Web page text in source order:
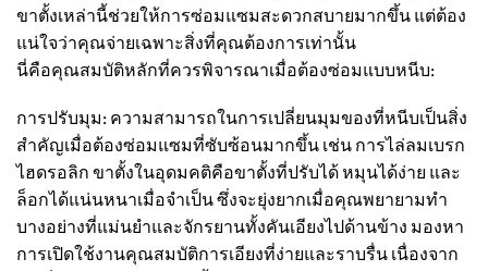
ขาตั้งเหล่านี้ช่วยให้การซ่อมแซมสะดวกสบายมากขึ้น แต่ต้อง
แน่ใจว่าคุณจ่ายเฉพาะสิ่งที่คุณต้องการเท่านั้น
นี่คือคุณสมบัติหลักที่ควรพิจารณาเมื่อต้องซ่อมแบบหนีบ:
การปรับมุม: ความสามารถในการเปลี่ยนมุมของที่หนีบเป็นสิ่ง
สำคัญเมื่อต้องซ่อมแซมที่ซับซ้อนมากขึ้น เช่น การไล่ลมเบรก
ไฮดรอลิก ขาตั้งในอุดมคติคือขาตั้งที่ปรับได้ หมุนได้ง่าย และ
ล็อกได้แน่นหนาเมื่อจำเป็น ซึ่งจะยุ่งยากเมื่อคุณพยายามทำ
บางอย่างที่แม่นยำและจักรยานทั้งคันเอียงไปด้านข้าง มองหา
การเปิดใช้งานคุณสมบัติการเอียงที่ง่ายและราบรื่น เนื่องจาก